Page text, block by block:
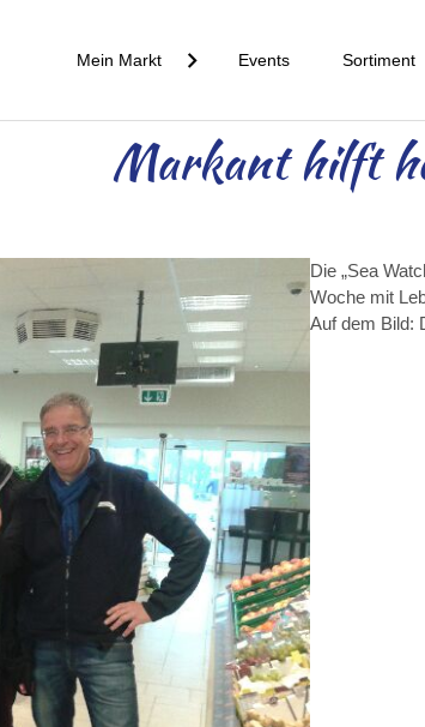
Mein Markt Events Sortiment
Markant hilft
Die „Sea
Woche mit
Auf dem Bild: